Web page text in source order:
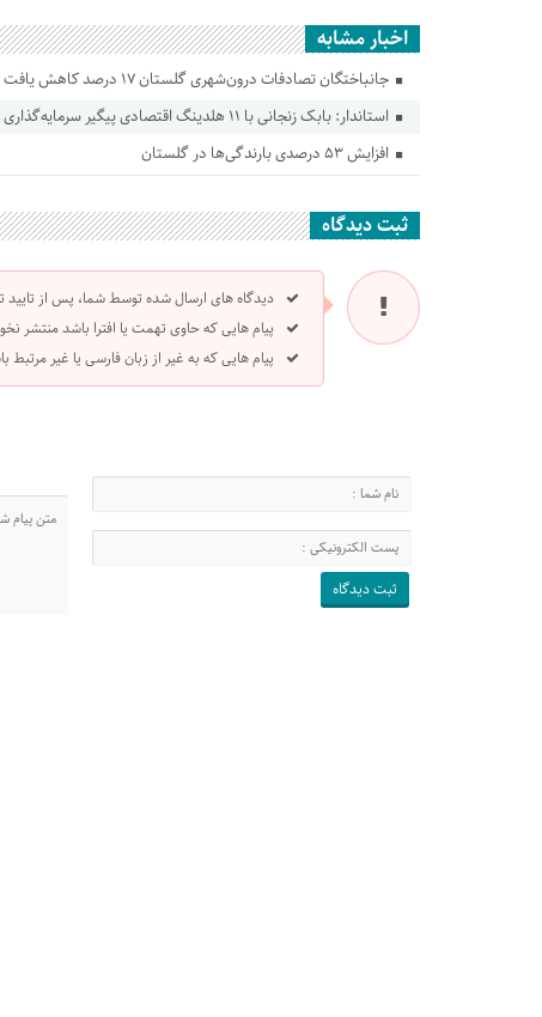
اخبار مشابه
جانباختگان تصادفات درون‌شهری گلستان ۱۷ درصد کاهش یافت
استاندار: بابک زنجانی با ۱۱ هلدینگ اقتصادی پیگیر سرمایه‌گذاری در گلستان است
افزایش ۵۳ درصدی بارندگی‌ها در گلستان
ثبت دیدگاه
دیدگاه های ارسال شده توسط شما، پس از
پیام هایی که حاوی تهمت یا افترا باشد منتشر
پیام هایی که به غیر از زبان فارسی یا غیر